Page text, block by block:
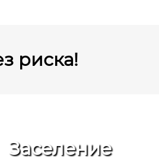
риска!
Заселение